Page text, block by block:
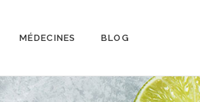
MÉDECINES BLOG